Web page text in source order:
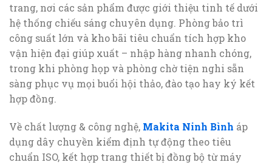
trang, nơi các sản phẩm được giới thiệu tinh tế dưới
hệ thống chiếu sáng chuyên dụng. Phòng bảo trì
công suất lớn và kho bãi tiêu chuẩn tích hợp kho
vận hiện đại giúp xuất – nhập hàng nhanh chóng,
trong khi phòng họp và phòng chờ tiện nghi sẵn
sàng phục vụ mọi buổi hội thảo, đào tạo hay ký kết
hợp đồng.
Về chất lượng & công nghệ, Makita Ninh Bình áp
dụng dây chuyền kiểm định tự động theo tiêu
chuẩn ISO, kết hợp trang thiết bị đồng bộ từ máy